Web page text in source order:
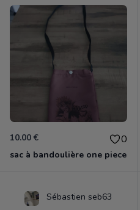
10.00 € 0
sac à bandoulière one piece
Sébastien seb63